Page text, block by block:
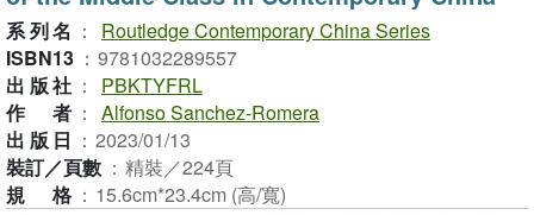
系列名 ：
Routledge Contemporary China Series
ISBN13 ： 9781032289557
出版社 ：
PBKTYFRL
作者 ： Alfonso Sanchez-Romera
出版日 ： 2023/01/13
裝訂／頁數 ： 精裝／224頁
規格 ： 15.6cm*23.4cm (高/寬)